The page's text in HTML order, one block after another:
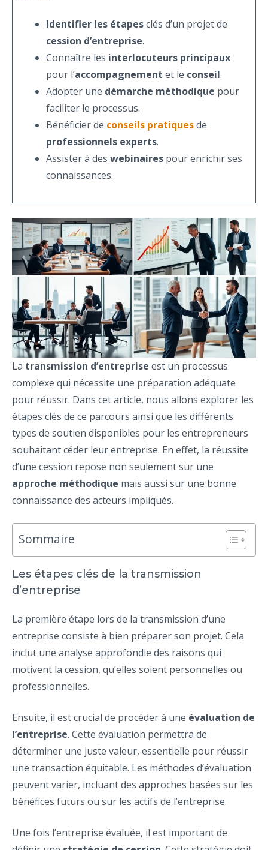
Identifier les étapesclés d’un projet de
cession d’entreprise.
Connaître les interlocuteurs principaux
pour l’accompagnement et le conseil.
Adopter une démarche méthodique pour
faciliter le processus.
Bénéficier de conseils pratiquesde
professionnels experts.
Assister à des webinaires pour enrichir ses
connaissances.
La transmission d’entreprise est un processus
complexe qui nécessite une préparation adéquate
pour réussir. Dans cet article, nous allons explorer les
étapes clés de ce parcours ainsi que les différents
types de soutien disponibles pour les entrepreneurs
souhaitant céder leur entreprise. En effet, la réussite
d’une cession repose non seulement sur une
approche méthodique mais aussi sur une bonne
connaissance des acteurs impliqués.
Sommaire
Les étapes clés de la transmission
d’entreprise
La première étape lors de la transmission d’une
entreprise consiste à bien préparer son projet. Cela
inclut une analyse approfondie des raisons qui
motivent la cession, qu’elles soient personnelles ou
professionnelles.
Ensuite, il est crucial de procéder à une évaluation de
l’entreprise. Cette évaluation permettra de
déterminer une juste valeur, essentielle pour réussir
une transaction équitable. Les méthodes d’évaluation
peuvent varier, incluant des approches basées sur les
bénéfices futurs ou sur les actifs de l’entreprise.
Une fois l’entreprise évaluée, il est important de